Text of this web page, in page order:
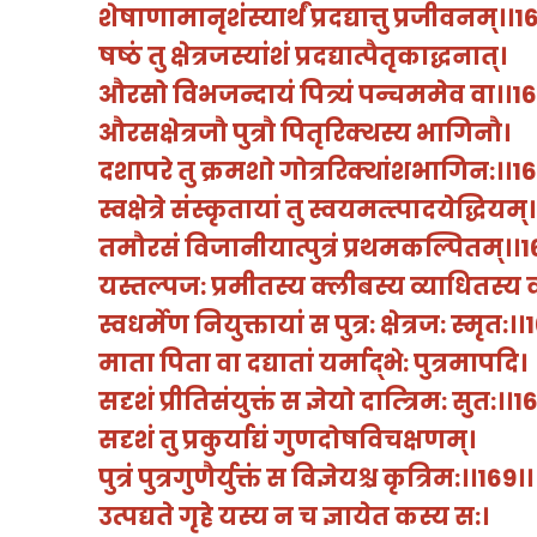
शेषाणामानृशंस्यार्थंप्रदद्यात्तुप्रजीवनम्।।
षष्ठंतुक्षेत्रजस्यांशंप्रदद्यात्पैतृकाद्धनात्।
औरसोविभजन्दायंपित्र्यंपन्चममेववा।।
औरसक्षेत्रजौपुत्रौपितृरिक्थस्यभागिनौ।
दशापरेतुक्रमशोगोत्ररिक्थांशभागिन:।।
स्वक्षेत्रेसंस्कृतायांतुस्वयमत्त्पादयेद्धियम्।
तमौरसंविजानीयात्पुत्रंप्रथमकल्पितम्।।
यस्तल्पज:प्रमीतस्यक्लीबस्यव्याधितस्य
स्वधर्मेणनियुक्तायांसपुत्र:क्षेत्रज:स्मृत:।।
मातापितावादद्यातांयर्माद्भे:पुत्रमापदि।
सदृशंप्रीतिसंयुक्तंसज्ञेयोदात्त्रिम:सुत:।।
सदृशंतुप्रकुर्याद्यंगुणदोषविचक्षणम्।
पुत्रंपुत्रगुणैर्युक्तंसविज्ञेयश्चकृत्रिम:।।169।।
उत्पद्यतेगृहेयस्यनचज्ञायेतकस्यस:।